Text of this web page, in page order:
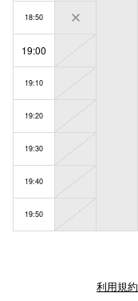
18:50
19:00
19:10
19:20
19:30
19:40
19:50
利用規約